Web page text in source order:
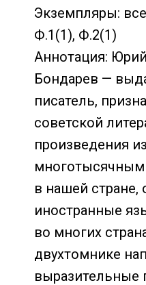
Экземпляры:
Ф.1(1), Ф.2(1)
Аннотация:
Бондарев —
писатель,
советской
произведения
в нашей
иностранные
во многих
двухтомнике
выразительные